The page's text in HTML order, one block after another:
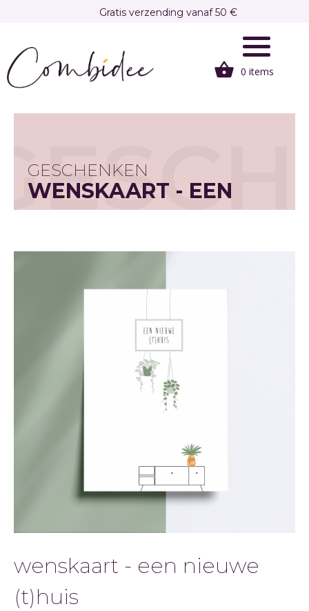
inhoud
gaan
Gratis verzending vanaf 50 €
0 items
GESCHENKEN
WENSKAART - EEN
wenskaart - een nieuwe
(t)huis